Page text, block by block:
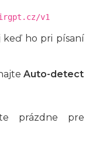
v1
ho pri písaní
Auto-detect
prázdne pre